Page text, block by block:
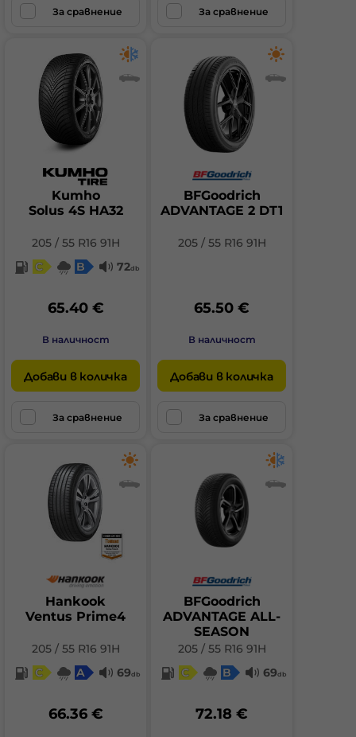
За сравнение За сравнение
Kumho
Solus 4S HA32
205 / 55 R16 91H
C
B 72db
65.40 €
В наличност
Добави в количка
За сравнение
BFGoodrich
ADVANTAGE 2 DT1
205 / 55 R16 91H
65.50 €
В наличност
Добави в количка
За сравнение
Hankook
Ventus Prime4
205 / 55 R16 91H
C
A 69db
66.36 €
BFGoodrich
ADVANTAGE ALL-
SEASON
205 / 55 R16 91H
C
B 69db
72.18 €